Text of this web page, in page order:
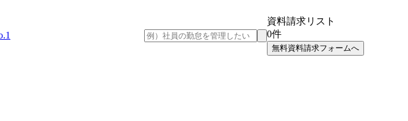
資料請求リスト
0件
無料資料請求フォームへ